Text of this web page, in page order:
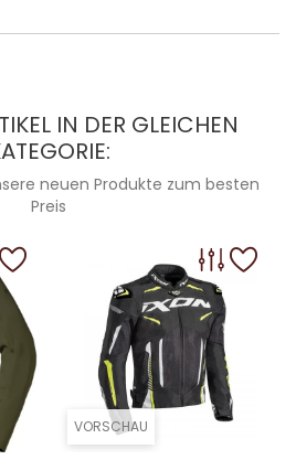
IN DER GLEICHEN
neuen Produkte zum besten
Preis
VORSCHAU